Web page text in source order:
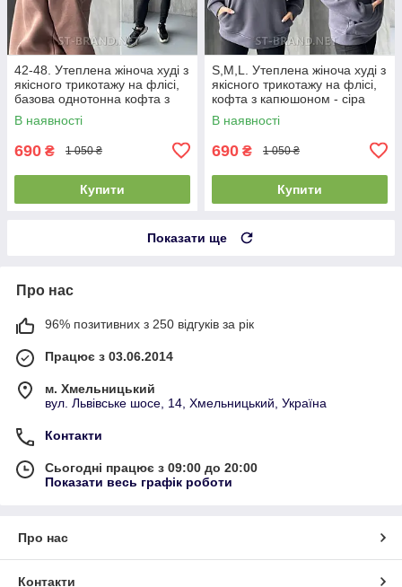
42-48. Утеплена жіноча худі з
якісного трикотажу на флісі,
базова однотонна кофта з
капюшоном - коричнева
В наявності
690 ₴ 1 050 ₴
Купити
S,M,L. Утеплена жіноча худі з
якісного трикотажу на флісі,
кофта з капюшоном - сіра
(графіт)
В наявності
690 ₴ 1 050 ₴
Купити
Показати ще
Про нас
96% позитивних з 250 відгуків за рік
Працює з 03.06.2014
м. Хмельницький
вул. Львівське шосе, 14, Хмельницький, Україна
Контакти
Сьогодні працює з 09:00 до 20:00
Показати весь графік роботи
Про нас
Контакти